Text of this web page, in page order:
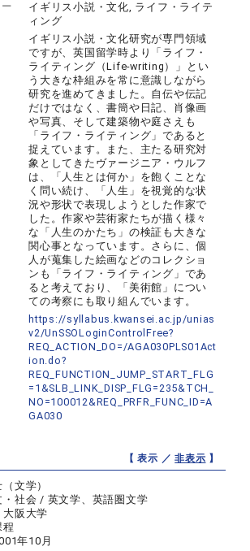
イギリス小説・文化, ライフ・ライテ
ィング
イギリス小説・文化研究が専門領域
ですが、英国留学時より「ライフ・
ライティング（Life-writing）」とい
う大きな枠組みを常に意識しながら
研究を進めてきました。自伝や伝記
だけではなく、書簡や日記、肖像画
や写真、そして建築物や庭さえも
「ライフ・ライティング」であると
捉えています。また、主たる研究対
象としてきたヴァージニア・ウルフ
は、「人生とは何か」を飽くことな
く問い続け、「人生」を視覚的な状
況や形状で表現しようとした作家で
した。作家や芸術家たちが描く様々
な「人生のかたち」の検証も大きな
関心事となっています。さらに、個
人が蒐集した絵画などのコレクショ
ンも「ライフ・ライティング」であ
ると考えており、「美術館」につい
ての考察にも取り組んでいます。
https://syllabus.kwansei.ac.jp/unias
v2/UnSSOLoginControlFree?
REQ_ACTION_DO=/AGA030PLS01Act
ion.do?
REQ_FUNCTION_JUMP_START_FLG
=1&SLB_LINK_DISP_FLG=235&TCH_
NO=100012&REQ_PRFR_FUNC_ID=A
GA030
【 表示 ／非表示 】
文学）
・社会 / 英文学、英語圏文学
大阪大学
程
年10月